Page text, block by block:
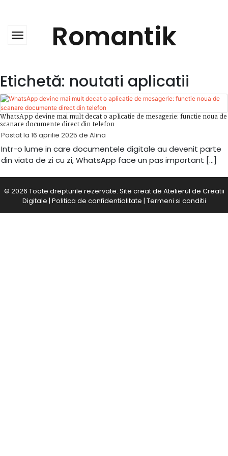
Romantik
Etichetă: noutati aplicatii
WhatsApp devine mai mult decat o aplicatie de mesagerie: functie noua de
scanare documente direct din telefon
Postat la 16 aprilie 2025 de Alina
Intr-o lume in care documentele digitale au devenit parte
din viata de zi cu zi, WhatsApp face un pas important […]
© 2026 Toate drepturile rezervate. Site creat de Atelierul de Creatii
Digitale | Politica de confidentialitate | Termeni si conditii